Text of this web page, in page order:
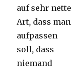
auf sehr nette
Art, dass man
aufpassen
soll, dass
niemand